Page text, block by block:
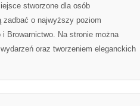
stworzone dla osób
o najwyższy poziom
Browarnictwo. Na stronie można
oraz tworzeniem eleganckich